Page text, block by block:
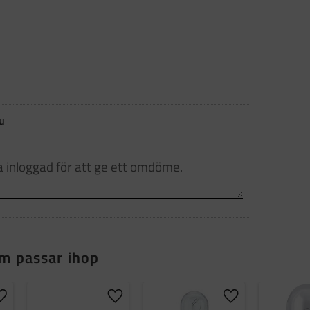
passar ihop
till i favoriter Lägg till i favoriter Lägg till i favoriter